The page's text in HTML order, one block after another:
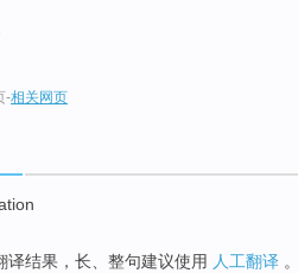
-相关网页
译结果，长、整句建议使用 人工翻译